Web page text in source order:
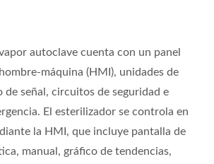
autoclave cuenta con un panel
máquina (HMI), unidades de
señal, circuitos de seguridad e
El esterilizador se controla en
la HMI, que incluye pantalla de
manual, gráfico de tendencias,